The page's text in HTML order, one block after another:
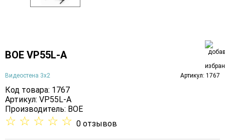
BOE VP55L-A
Видеостена 3х2 Артикул: 1767
Код товара: 1767
Артикул: VP55L-A
Производитель: BOE
☆ ☆ ☆ ☆ ☆ 0 отзывов